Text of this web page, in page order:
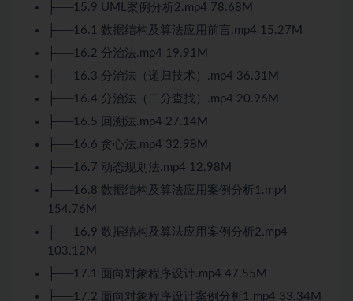
├──15.9 UML案例分析2.mp4 78.68M
├──16.1 数据结构及算法应用前言.mp4 15.27M
├──16.2 分治法.mp4 19.91M
├──16.3 分治法（递归技术）.mp4 36.31M
├──16.4 分治法（二分查找）.mp4 20.96M
├──16.5 回溯法.mp4 27.14M
├──16.6 贪心法.mp4 32.98M
├──16.7 动态规划法.mp4 12.98M
├──16.8 数据结构及算法应用案例分析1.mp4
154.76M
├──16.9 数据结构及算法应用案例分析2.mp4
103.12M
├──17.1 面向对象程序设计.mp4 47.55M
├──17.2 面向对象程序设计案例分析1.mp4 33.34M